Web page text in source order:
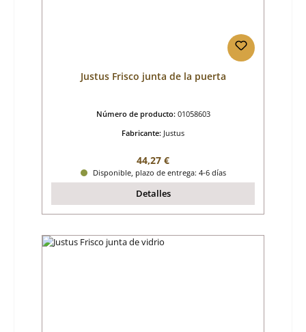
Justus Frisco junta de la puerta
Número de producto: 01058603
Fabricante: Justus
Precio normal:
44,27 €
Disponible, plazo de entrega: 4-6 días
Detalles